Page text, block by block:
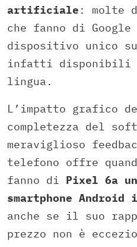
artificiale : molte
che fanno di
dispositivo unico
infatti disponibili
lingua.
L’impatto grafico
completezza del
meraviglioso
telefono offre
fanno di Pixel 6a
smartphone
anche se il suo
prezzo non è